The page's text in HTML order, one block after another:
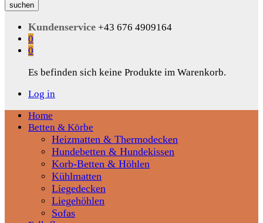
suchen
Kundenservice +43 676 4909164
0
0
Es befinden sich keine Produkte im Warenkorb.
Log in
Home
Betten & Körbe
Heizmatten & Thermodecken
Hundebetten & Hundekissen
Korb-Betten & Höhlen
Kühlmatten
Liegedecken
Liegehöhlen
Sofas